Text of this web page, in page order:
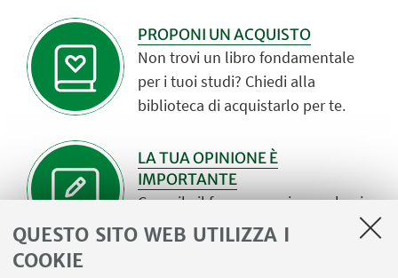
QUESTO SITO WEB UTILIZZA I
COOKIE
PROPONI UN ACQUISTO
Non trovi un libro fondamentale
per i tuoi studi? Chiedi alla
biblioteca di acquistarlo per te.
LA TUA OPINIONE È
IMPORTANTE
Compila il form se vuoi segnalarci
qualcosa o darci un suggerimento.